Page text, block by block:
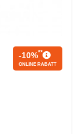
-10%**
ONLINE RABATT